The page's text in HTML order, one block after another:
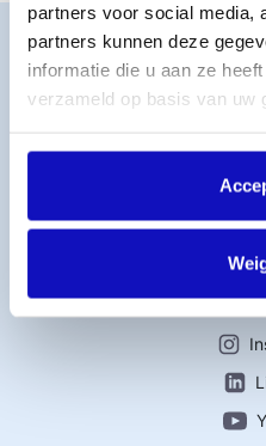
partners voor social media,
partners kunnen deze
informatie die u aan ze
verzameld op basis van uw